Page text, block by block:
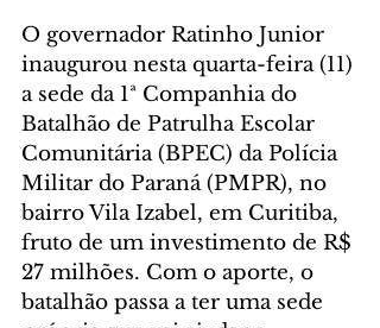
O governador Ratinho Junior
inaugurou nesta quarta-feira (11)
a sede da 1ª Companhia do
Batalhão de Patrulha Escolar
Comunitária (BPEC) da Polícia
Militar do Paraná (PMPR), no
bairro Vila Izabel, em Curitiba,
fruto de um investimento de R$
27 milhões. Com o aporte, o
batalhão passa a ter uma sede